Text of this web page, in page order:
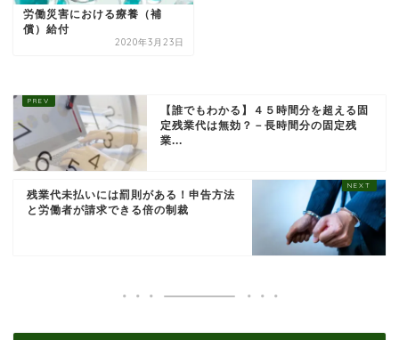
労働災害における療養（補
償）給付
2020年3月23日
【誰でもわかる】４５時間分を超える固
定残業代は無効？－長時間分の固定残
業...
残業代未払いには罰則がある！申告方法
と労働者が請求できる倍の制裁